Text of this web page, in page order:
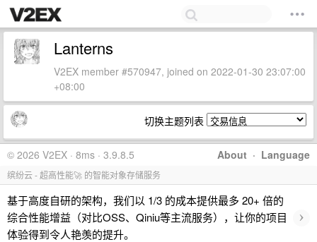
Lanterns
V2EX member #570947, joined on 2022-01-30 23:07:00
+08:00
切换主题列表
About · Language
© 2026 V2EX · 8ms · 3.9.8.5
缤纷云 - 超高性能🚀 的智能对象存储服务
基于高度自研的架构，我们以 1/3 的成本提供最多 20+ 倍的
综合性能增益（对比OSS、Qiniu等主流服务），让你的项目
体验得到令人艳羡的提升。
›